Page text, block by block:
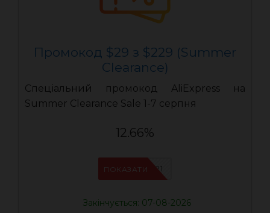
Промокод $29 з $229 (Summer
Clearance)
Спеціальний промокод AliExpress на
Summer Clearance Sale 1-7 серпня
12.66%
IFPYLM21
ПОКАЗАТИ
Закінчується: 07-08-2026